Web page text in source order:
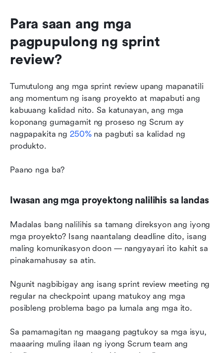
Para saan ang mga
pagpupulong ng sprint
review?
Tumutulong ang mga sprint review upang mapanatili
ang momentum ng isang proyekto at mapabuti ang
kabuuang kalidad nito. Sa katunayan, ang mga
koponang gumagamit ng proseso ng Scrum ay
nagpapakita ng 250% na pagbuti sa kalidad ng
produkto.
Paano nga ba?
Iwasan ang mga proyektong nalilihis sa landas
Madalas bang nalilihis sa tamang direksyon ang iyong
mga proyekto? Isang naantalang deadline dito, isang
maling komunikasyon doon — nangyayari ito kahit sa
pinakamahusay sa atin.
Ngunit nagbibigay ang isang sprint review meeting ng
regular na checkpoint upang matukoy ang mga
posibleng problema bago pa lumala ang mga ito.
Sa pamamagitan ng maagang pagtukoy sa mga isyu,
maaaring muling ilaan ng iyong Scrum team ang